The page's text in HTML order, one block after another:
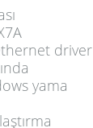
driver
yama